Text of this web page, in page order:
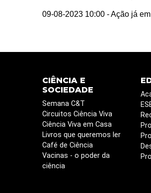
09-08-2023 10:00 - Ação já
CIÊNCIA E
SOCIEDADE
Semana C&T
Circuitos Ciência Viva
Ciência Viva em Casa
Livros que queremos ler
Café de Ciência
Vacinas - o poder da
ciência